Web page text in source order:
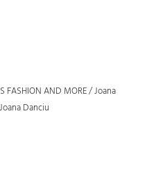
FASHION AND MORE / Joana
Danciu